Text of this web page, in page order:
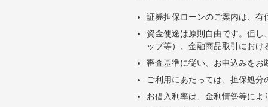
証券担保ローンのご案内は、
資金使途は原則自由です。但
ップ等）、金融商品取引にお
審査基準に従い、お申込みを
ご利用にあたっては、担保処
お借入利率は、金利情勢等に